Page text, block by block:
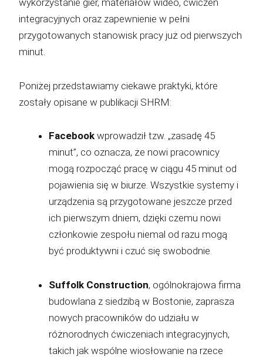
integracyjnych oraz zapewnienie w pełni
przygotowanych stanowisk pracy już od pierwszych
minut.
Poniżej przedstawiamy ciekawe praktyki, które
zostały opisane w publikacji SHRM:
Facebook wprowadził tzw. „zasadę 45
minut”, co oznacza, że nowi pracownicy
mogą rozpocząć pracę w ciągu 45 minut od
pojawienia się w biurze. Wszystkie systemy i
urządzenia są przygotowane jeszcze przed
ich pierwszym dniem, dzięki czemu nowi
członkowie zespołu niemal od razu mogą
być produktywni i czuć się swobodnie.
Suffolk Construction, ogólnokrajowa firma
budowlana z siedzibą w Bostonie, zaprasza
nowych pracowników do udziału w
różnorodnych ćwiczeniach integracyjnych,
takich jak wspólne wiosłowanie na rzece